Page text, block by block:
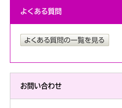
よくある質問
お問い合わせ